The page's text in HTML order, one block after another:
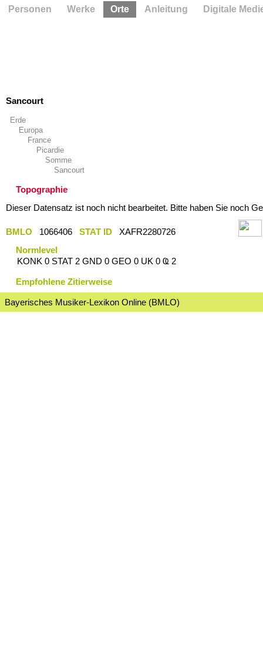
Sancourt
Erde
Europa
France
Picardie
Somme
Sancourt
Topographie
Dieser Datensatz ist noch nicht bearbeitet. Bitte haben Sie noch
BMLO 1066406 STAT ID
XAFR2280726
Normlevel
KONK 0 STAT 2 GND 0 GEO 0 UK 0 Ҩ 2
Empfohlene Zitierweise
Bayerisches Musiker-Lexikon Online (BMLO)
Personen Werke Orte Anleitung Digitale